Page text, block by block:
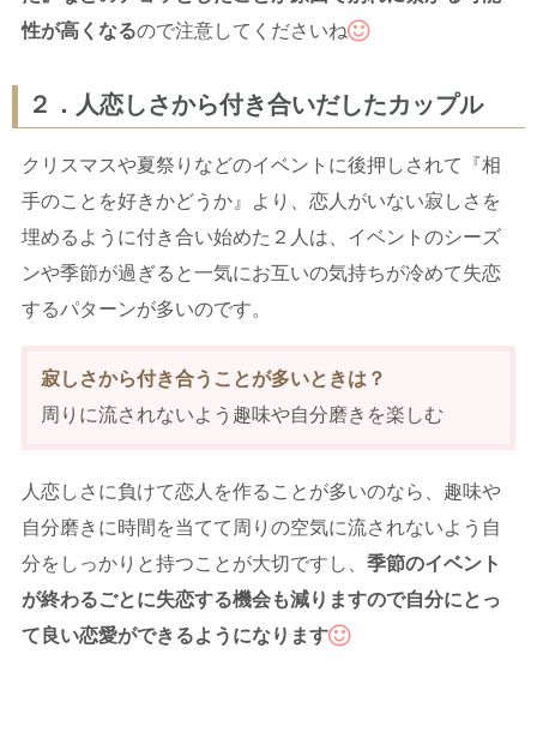
性が高くなるので注意してくださいね
２．人恋しさから付き合いだしたカップル
クリスマスや夏祭りなどのイベントに後押しされて『相
手のことを好きかどうか』より、恋人がいない寂しさを
埋めるように付き合い始めた２人は、イベントのシーズ
ンや季節が過ぎると一気にお互いの気持ちが冷めて失恋
するパターンが多いのです。
寂しさから付き合うことが多いときは？
周りに流されないよう趣味や自分磨きを楽しむ
人恋しさに負けて恋人を作ることが多いのなら、趣味や
自分磨きに時間を当てて周りの空気に流されないよう自
分をしっかりと持つことが大切ですし、 季節のイベント
が終わるごとに失恋する機会も減りますので自分にとっ
て良い恋愛ができるようになります